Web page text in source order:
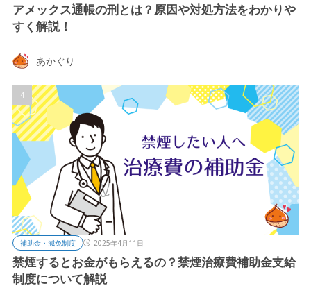
アメックス通帳の刑とは？原因や対処方法をわかりや
すく解説！
あかぐり
補助金・減免制度 2025年4月11日
禁煙するとお金がもらえるの？禁煙治療費補助金支給
制度について解説